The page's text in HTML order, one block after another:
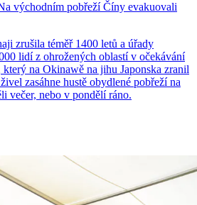
východním pobřeží Číny evakuovali
zrušila téměř 1400 letů a úřady
lidí z ohrožených oblastí v očekávání
na Okinawě na jihu Japonska zranil
zasáhne hustě obydlené pobřeží na
večer, nebo v pondělí ráno.